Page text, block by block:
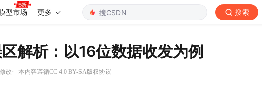
型市场 更多 搜索
解析：以16位数据收发为例
改· 本内容遵循CC 4.0 BY-SA版权协议